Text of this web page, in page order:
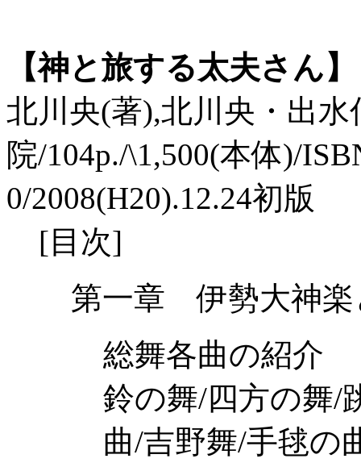
【神と旅する太夫さん】
北川央(著),北川央・出
院/104p./\1,500(本体)/
0/2008(H20).12.24初版
[目次]
第一章 伊勢大神楽
総舞各曲の紹介
鈴の舞/四方の舞/
曲/吉野舞/手毬の